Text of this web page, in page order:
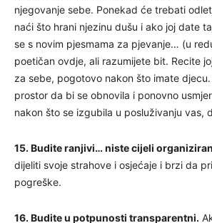
njegovanje sebe. Ponekad će trebati
naći što hrani njezinu dušu i ako joj date
se s novim pjesmama za pjevanje… (u
poetičan ovdje, ali razumijete bit. Recite
za sebe, pogotovo nakon što imate
prostor da bi se obnovila i ponovno
nakon što se izgubila u posluživanju vas,
15. Budite ranjivi… niste cijeli
dijeliti svoje strahove i osjećaje i brzi da
pogreške.
16. Budite u potpunosti transparentni.